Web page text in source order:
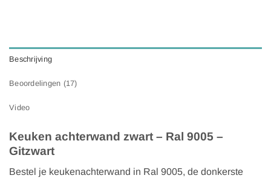
Beschrijving
Beoordelingen (17)
Video
Keuken achterwand zwart – Ral 9005 –
Gitzwart
Bestel je keukenachterwand in Ral 9005, de donkerste